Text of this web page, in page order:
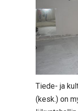
Tiede- ja
(kesk.) on